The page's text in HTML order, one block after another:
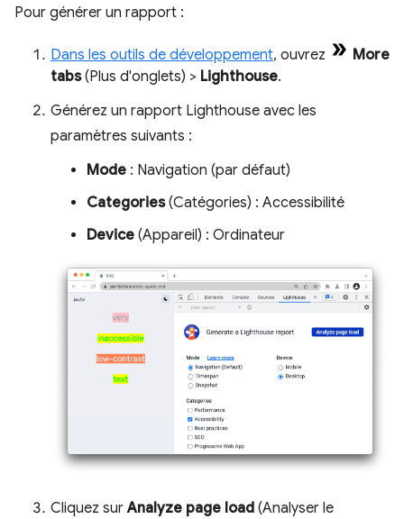
Pour générer un rapport :
Dans les outils de développement, ouvrez
More
tabs(Plus d'onglets) > Lighthouse.
Générez un rapport Lighthouse avec les
paramètres suivants :
Mode : Navigation (par défaut)
Categories(Catégories) : Accessibilité
Device (Appareil) : Ordinateur
Cliquez surAnalyze page load (Analyser le